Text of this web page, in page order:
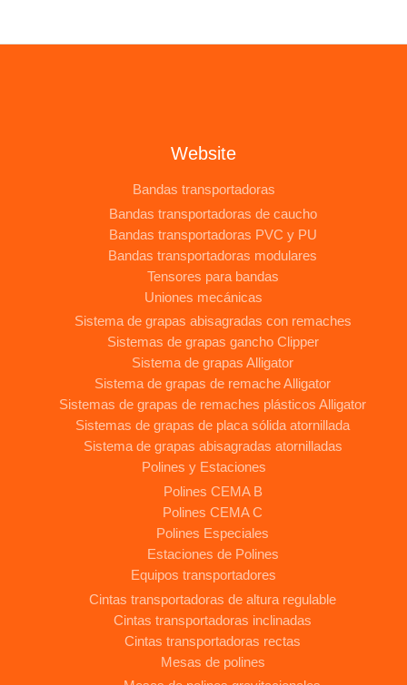
Website
Bandas transportadoras
Bandas transportadoras de caucho
Bandas transportadoras PVC y PU
Bandas transportadoras modulares
Tensores para bandas
Uniones mecánicas
Sistema de grapas abisagradas con remaches
Sistemas de grapas gancho Clipper
Sistema de grapas Alligator
Sistema de grapas de remache Alligator
Sistemas de grapas de remaches plásticos Alligator
Sistemas de grapas de placa sólida atornillada
Sistema de grapas abisagradas atornilladas
Polines y Estaciones
Polines CEMA B
Polines CEMA C
Polines Especiales
Estaciones de Polines
Equipos transportadores
Cintas transportadoras de altura regulable
Cintas transportadoras inclinadas
Cintas transportadoras rectas
Mesas de polines